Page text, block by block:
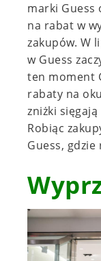
marki Guess
na rabat w
zakupów. W
w Guess
ten moment
rabaty na
zniżki
Robiąc
Guess, gdzie